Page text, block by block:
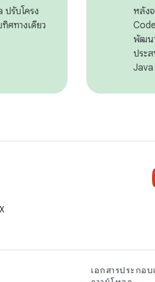
ปรับโครง
ศทางเดียว
หลัง
พัฒน
ประส
Java
เอกสารประกอ